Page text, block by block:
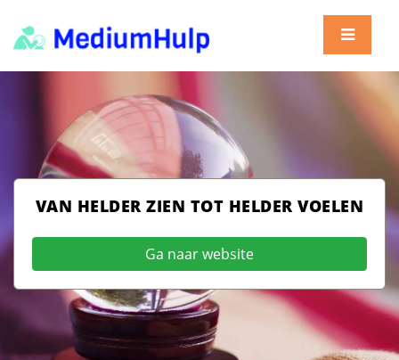
VAN HELDER ZIEN TOT HELDER VOELEN
Ga naar website